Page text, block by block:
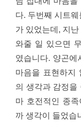
다. 두번째 시트
가 있었는데, 지
와줄 일 있으면
였습니다. 양곤
마음을 표현하지
의 생각과 감정을
마 호전적인 종
까 생각이 들었습